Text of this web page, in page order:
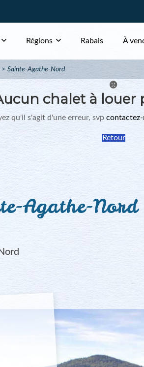
Régions Rabais À
Sainte-Agathe-Nord
chalet à louer
qu'il s'agit d'une erreur, svp
Retour
Agathe-Nord